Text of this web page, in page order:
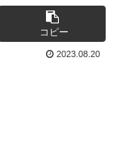
コピー
2023.08.20